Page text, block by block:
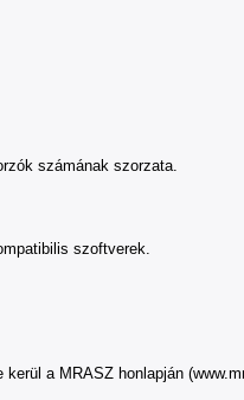
számának szorzata.
szoftverek.
a MRASZ honlapján